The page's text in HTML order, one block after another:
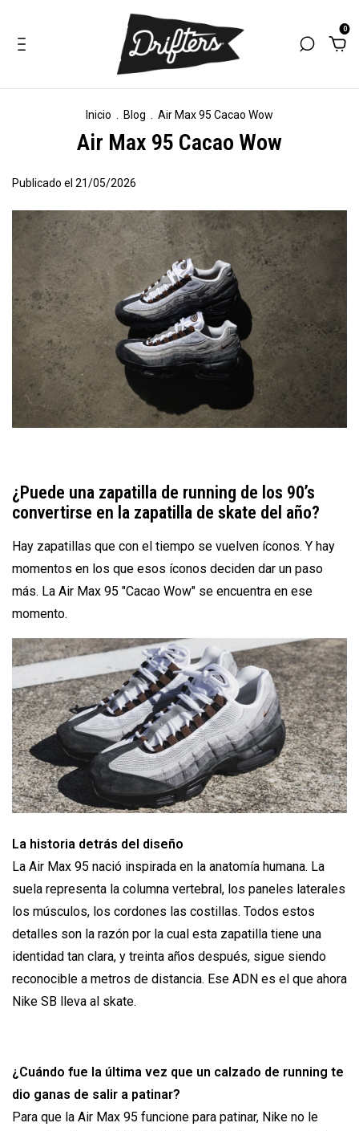
0
Inicio Blog Air Max 95 Cacao Wow
Air Max 95 Cacao Wow
Publicado el 21/05/2026
¿Puede una zapatilla de running de los 90’s
convertirse en la zapatilla de skate del año?
Hay zapatillas que con el tiempo se vuelven íconos. Y hay
momentos en los que esos íconos deciden dar un paso
más. La Air Max 95 "Cacao Wow" se encuentra en ese
momento.
La historia detrás del diseño
La Air Max 95 nació inspirada en la anatomía humana. La
suela representa la columna vertebral, los paneles laterales
los músculos, los cordones las costillas. Todos estos
detalles son la razón por la cual esta zapatilla tiene una
identidad tan clara, y treinta años después, sigue siendo
reconocible a metros de distancia. Ese ADN es el que ahora
Nike SB lleva al skate.
¿Cuándo fue la última vez que un calzado de running te
dio ganas de salir a patinar?
Para que la Air Max 95 funcione para patinar, Nike no le